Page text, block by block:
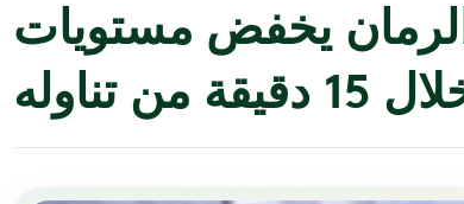
يخفض مستويات